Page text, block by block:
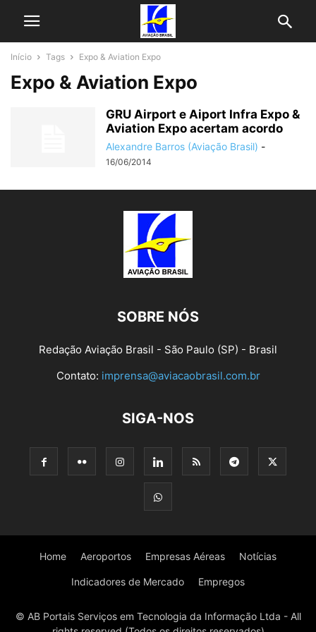
Início Tags Expo & Aviation Expo
Expo & Aviation Expo
GRU Airport e Aiport Infra Expo &
Aviation Expo acertam acordo
Alexandre Barros (Aviação Brasil) -
16/06/2014
SOBRE NÓS
Redação Aviação Brasil - São Paulo (SP) - Brasil
Contato: imprensa@aviacaobrasil.com.br
SIGA-NOS
Home Aeroportos Empresas Aéreas Notícias
Indicadores de Mercado Empregos
© AB Portais Serviços em Tecnologia da Informação Ltda - All